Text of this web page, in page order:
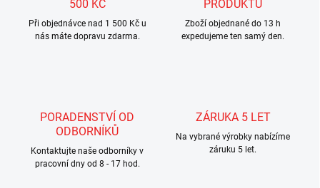
500 KČ
Při objednávce nad 1 500 Kč u
nás máte dopravu zdarma.
PRODUKTŮ
Zboží objednané do 13 h
expedujeme ten samý den.
PORADENSTVÍ OD
ODBORNÍKŮ
Kontaktujte naše odborníky v
pracovní dny od 8 - 17 hod.
ZÁRUKA 5 LET
Na vybrané výrobky nabízíme
záruku 5 let.